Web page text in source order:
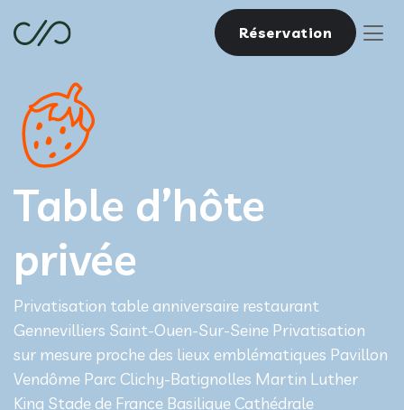
Réservation
Table d’hôte
privée
Privatisation table anniversaire restaurant
Gennevilliers Saint-Ouen-Sur-Seine Privatisation
sur mesure proche des lieux emblématiques Pavillon
Vendôme Parc Clichy-Batignolles Martin Luther
King Stade de France Basilique Cathédrale